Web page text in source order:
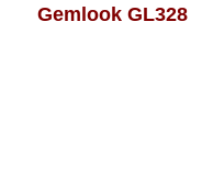
Gemlook GL328